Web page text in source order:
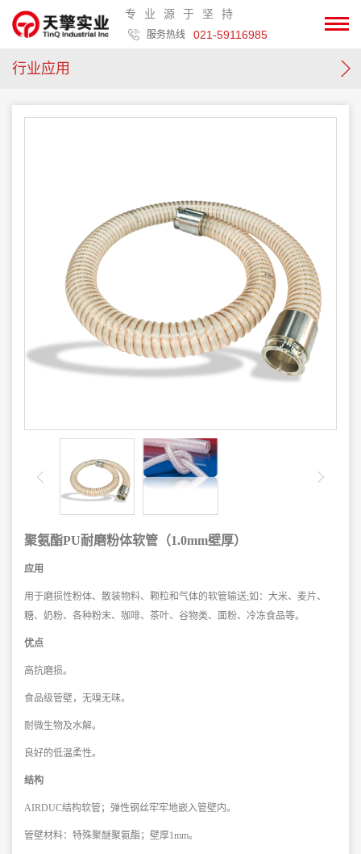
专业源于坚持
服务热线 021-59116985
行业应用
聚氨酯PU耐磨粉体软管（1.0mm壁厚）
应用
用于磨损性粉体、散装物料、颗粒和气体的软管输送;如：大米、麦片、
糖、奶粉、各种粉末、咖啡、茶叶、谷物类、面粉、冷冻食品等。
优点
高抗磨损。
食品级管壁，无嗅无味。
耐微生物及水解。
良好的低温柔性。
结构
AIRDUC结构软管；弹性钢丝牢牢地嵌入管壁内。
管壁材料：特殊聚醚聚氨酯；壁厚1mm。